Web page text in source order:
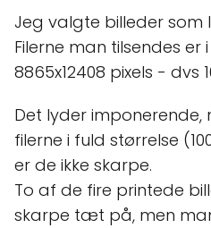
Jeg valgte billeder som
Filerne man tilsendes er
8865x12408 pixels - dvs
Det lyder imponerende,
filerne i fuld størrelse
er de ikke skarpe.
To af de fire printede
skarpe tæt på, men